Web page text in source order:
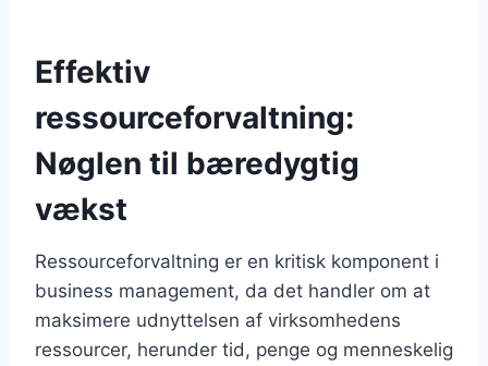
Effektiv
ressourceforvaltning:
Nøglen til bæredygtig
vækst
Ressourceforvaltning er en kritisk komponent i
business management, da det handler om at
maksimere udnyttelsen af virksomhedens
ressourcer, herunder tid, penge og menneskelig